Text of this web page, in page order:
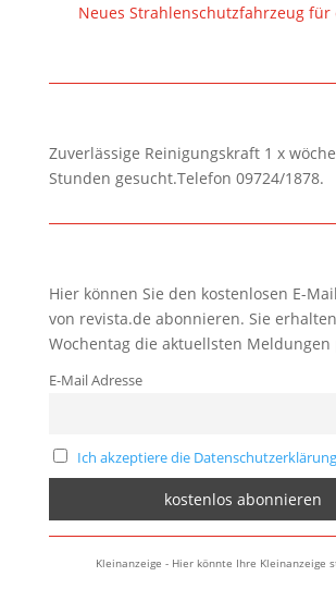
Neues Strahlenschutzfahrzeug für
Zuverlässige Reinigungskraft 1 x
Stunden gesucht.Telefon 09724/1878.
Hier können Sie den kostenlosen E-
von revista.de abonnieren. Sie
Wochentag die aktuellsten Meldungen
E-Mail Adresse
Ich akzeptiere die
Kleinanzeige - Hier könnte Ihre Kleinanzeige